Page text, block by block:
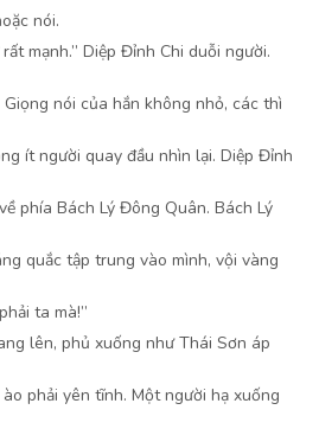
nói.
mạnh.” Diệp Đỉnh Chi duỗi người.
nói của hắn không nhỏ, các thì
ít người quay đầu nhìn lại. Diệp Đỉnh
phía Bách Lý Đông Quân. Bách Lý
quắc tập trung vào mình, vội vàng
ta mà!”
lên, phủ xuống như Thái Sơn áp
phải yên tĩnh. Một người hạ xuống